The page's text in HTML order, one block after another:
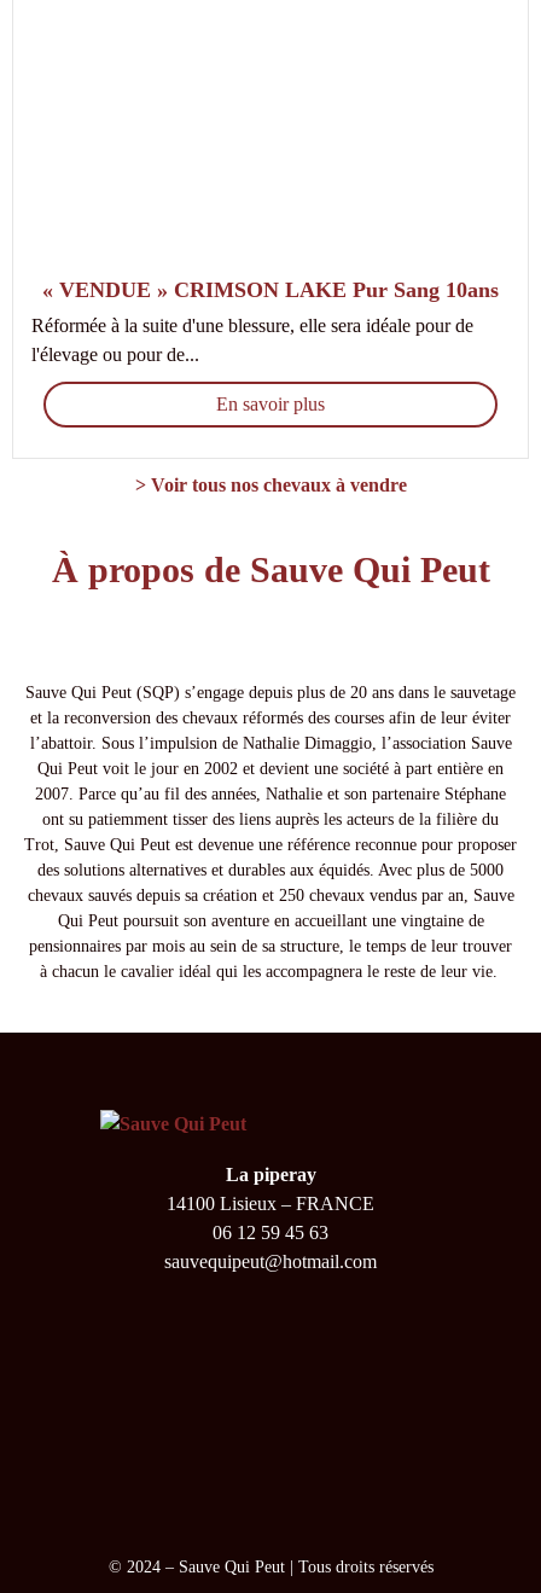
« VENDUE » CRIMSON LAKE Pur Sang 10ans
Réformée à la suite d'une blessure, elle sera idéale pour de
l'élevage ou pour de...
En savoir plus
> Voir tous nos chevaux à vendre
À propos de Sauve Qui Peut
Sauve Qui Peut (SQP) s’engage depuis plus de 20 ans dans le sauvetage
et la reconversion des chevaux réformés des courses afin de leur éviter
l’abattoir. Sous l’impulsion de Nathalie Dimaggio, l’association Sauve
Qui Peut voit le jour en 2002 et devient une société à part entière en
2007. Parce qu’au fil des années, Nathalie et son partenaire Stéphane
ont su patiemment tisser des liens auprès les acteurs de la filière du
Trot, Sauve Qui Peut est devenue une référence reconnue pour proposer
des solutions alternatives et durables aux équidés. Avec plus de 5000
chevaux sauvés depuis sa création et 250 chevaux vendus par an, Sauve
Qui Peut poursuit son aventure en accueillant une vingtaine de
pensionnaires par mois au sein de sa structure, le temps de leur trouver
à chacun le cavalier idéal qui les accompagnera le reste de leur vie.
La piperay
14100 Lisieux – FRANCE
06 12 59 45 63
sauvequipeut@hotmail.com
© 2024 – Sauve Qui Peut| Tous droits réservés